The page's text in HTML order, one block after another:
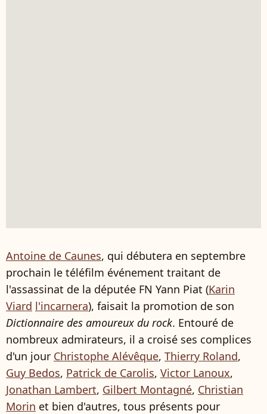
Antoine de Caunes, qui débutera en septembre
prochain le téléfilm événement traitant de
l'assassinat de la députée FN Yann Piat (Karin
Viard l'incarnera), faisait la promotion de son
Dictionnaire des amoureux du rock. Entouré de
nombreux admirateurs, il a croisé ses complices
d'un jour Christophe Alévêque, Thierry Roland,
Guy Bedos, Patrick de Carolis, Victor Lanoux,
Jonathan Lambert, Gilbert Montagné, Christian
Morin et bien d'autres, tous présents pour